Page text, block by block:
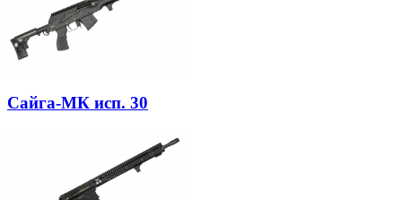
Сайга-МК исп. 30